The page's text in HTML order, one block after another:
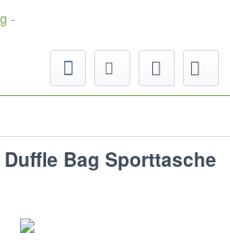
Bag Sporttasche